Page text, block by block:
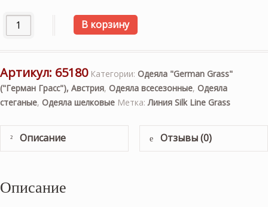
Количество товара «Paisley Silk Grass» 220×240см.
В корзину
Артикул: 65180 Категории: Одеяла "German Grass"
("Герман Грасс"), Австрия, Одеяла всесезонные, Одеяла
стеганые, Одеяла шелковые Метка:Линия Silk Line Grass
Описание Отзывы (0)
Описание